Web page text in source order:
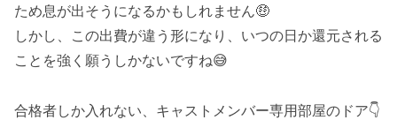
ため息が出そうになるかもしれません🤑
しかし、この出費が違う形になり、いつの日か還元される
ことを強く願うしかないですね😅
合格者しか入れない、キャストメンバー専用部屋のドア👇